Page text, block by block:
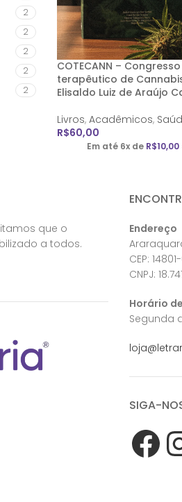
2
2
2
2
2
COTECANN –
terapêutico de
Elisaldo Luiz de Araújo
Livros, Acadêmicos,
R$60,00
Em até 6x de R$10,00
que o
a todos.
Endereço
CEP:
CNPJ:
Horário
Segunda
SIGA-